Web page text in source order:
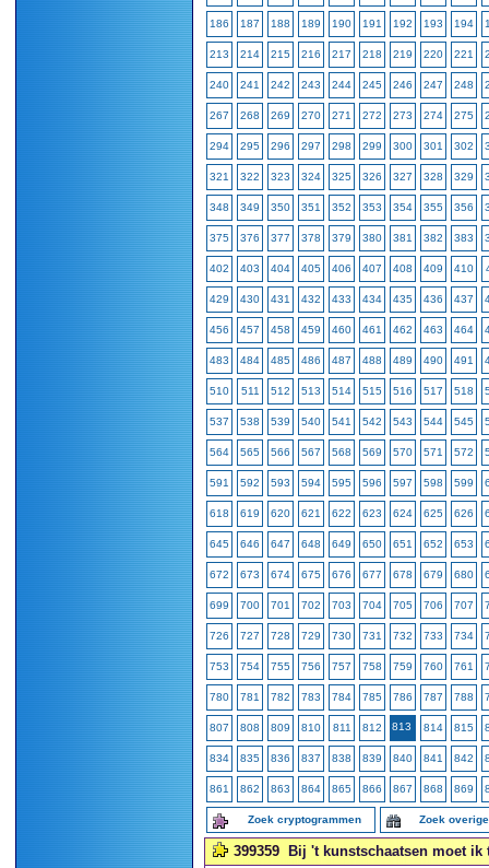
186 187 188 189 190 191 192 193 194
213 214 215 216 217 218 219 220 221
240 241 242 243 244 245 246 247 248
267 268 269 270 271 272 273 274 275
294 295 296 297 298 299 300 301 302
321 322 323 324 325 326 327 328 329
348 349 350 351 352 353 354 355 356
375 376 377 378 379 380 381 382 383
402 403 404 405 406 407 408 409 410
429 430 431 432 433 434 435 436 437
456 457 458 459 460 461 462 463 464
483 484 485 486 487 488 489 490 491
510 511 512 513 514 515 516 517 518
537 538 539 540 541 542 543 544 545
564 565 566 567 568 569 570 571 572
591 592 593 594 595 596 597 598 599
618 619 620 621 622 623 624 625 626
645 646 647 648 649 650 651 652 653
672 673 674 675 676 677 678 679 680
699 700 701 702 703 704 705 706 707
726 727 728 729 730 731 732 733 734
753 754 755 756 757 758 759 760 761
780 781 782 783 784 785 786 787 788
807 808 809 810 811 812 813 814 815
834 835 836 837 838 839 840 841 842
861 862 863 864 865 866 867 868 869
Zoek cryptogrammen Zoek
399359 Bij 't kunstschaatsen moet